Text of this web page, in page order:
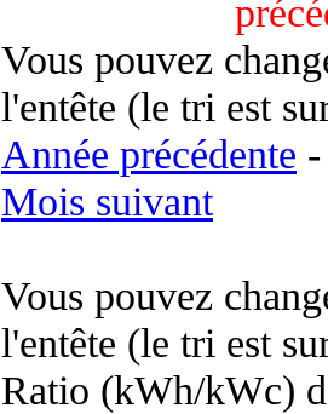
Vous pouvez
l'entête (le tri est
Année précédente -
Mois suivant
Vous pouvez
l'entête (le tri est
Ratio (kWh/kWc)